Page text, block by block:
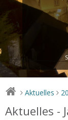
> Aktuelles >
Aktuelles -